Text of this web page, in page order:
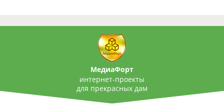
МедиаФорт
интернет-проекты
для прекрасных дам